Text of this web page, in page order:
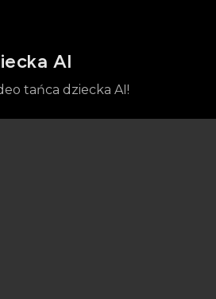
AI
tańca dziecka AI!